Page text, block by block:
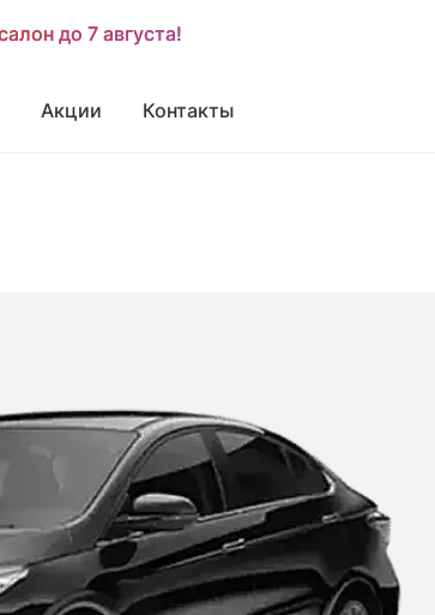
до 7 августа!
до 7 августа!
Акции Контакты